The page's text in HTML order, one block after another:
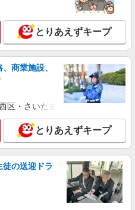
に詳しくなれる携帯販売
支給(規定有) お友達を紹介
ィブ支給(規定有) ★月2回払
（規程有）★ ゜・。○。・゜
+゜
のauショップ
詳細を見る
携帯販売スタッフ
〜 ※残業代支給 ★交通費別途支給
支給(規定有) お友達を紹介
ィブ支給(規定有) ★月2回払
のdocomoショップ
とりあえずキープ
商業施設、
区・さいたま市岩槻区・久喜市・
とりあえずキープ
徒の送迎ドラ